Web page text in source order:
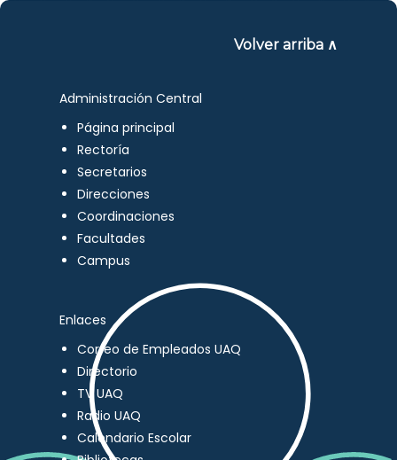
Volver arriba ∧
Administración Central
Página principal
Rectoría
Secretarios
Direcciones
Coordinaciones
Facultades
Campus
Enlaces
Correo de Empleados UAQ
Directorio
TV UAQ
Radio UAQ
Calendario Escolar